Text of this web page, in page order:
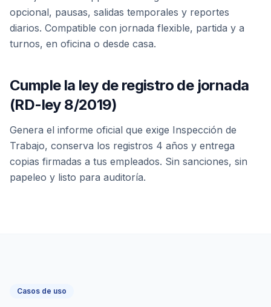
opcional, pausas, salidas temporales y reportes
diarios. Compatible con jornada flexible, partida y a
turnos, en oficina o desde casa.
Cumple la ley de registro de jornada
(RD-ley 8/2019)
Genera el informe oficial que exige Inspección de
Trabajo, conserva los registros 4 años y entrega
copias firmadas a tus empleados. Sin sanciones, sin
papeleo y listo para auditoría.
Casos de uso